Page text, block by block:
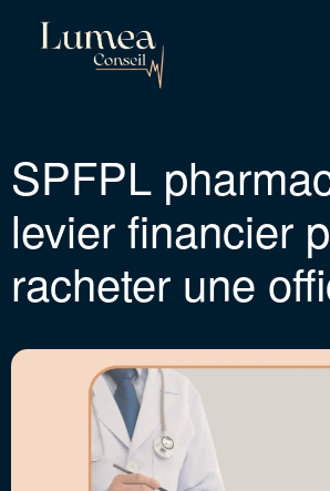
SPFPL
levier financier
racheter une